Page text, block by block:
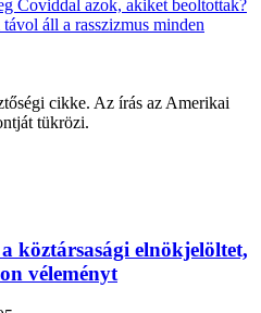
Coviddal azok, akiket beoltottak?
áll a rasszizmus minden
cikke. Az írás az Amerikai
tükrözi.
köztársasági elnökjelöltet,
véleményt